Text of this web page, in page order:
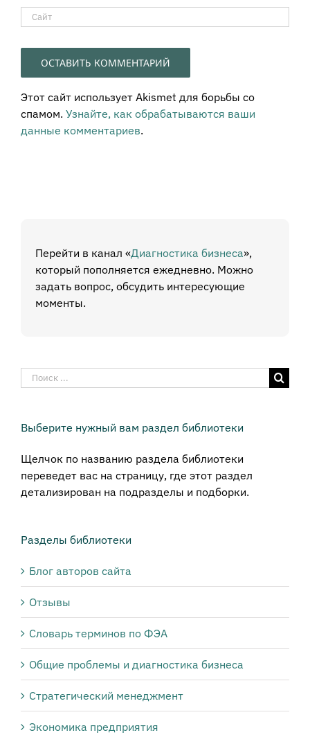
Этот сайт использует Akismet для борьбы со
спамом. Узнайте, как обрабатываются ваши
данные комментариев.
Перейти в канал «Диагностика бизнеса»,
который пополняется ежедневно. Можно
задать вопрос, обсудить интересующие
моменты.
Результат
поиска:
Выберите нужный вам раздел библиотеки
Щелчок по названию раздела библиотеки
переведет вас на страницу, где этот раздел
детализирован на подразделы и подборки.
Разделы библиотеки
Блог авторов сайта
Отзывы
Словарь терминов по ФЭА
Общие проблемы и диагностика бизнеса
Стратегический менеджмент
Экономика предприятия